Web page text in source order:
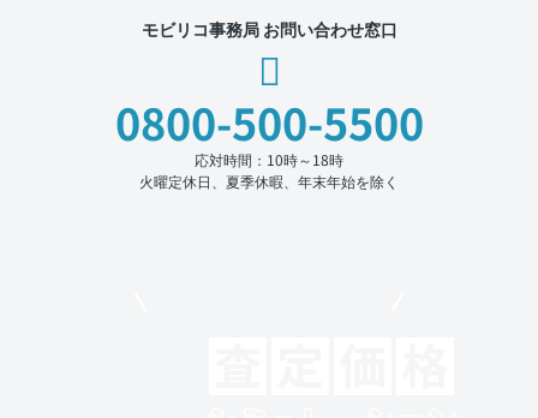
モビリコ事務局 お問い合わせ窓口
0800-500-5500
応対時間：10時～18時
火曜定休日、夏季休暇、年末年始を除く